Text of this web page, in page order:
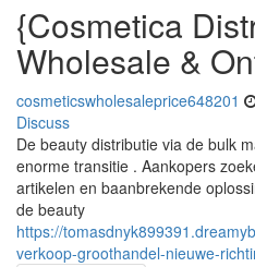
{Cosmetica
Wholesale &
cosmeticswholesaleprice648201
Discuss
De beauty distributie via de bulk
enorme transitie . Aankopers
artikelen en baanbrekende
de beauty
https://
verkoop-groothandel-nieuwe-